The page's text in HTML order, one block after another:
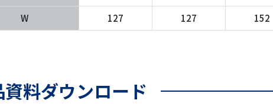
W
127 127 152
料ダウンロード